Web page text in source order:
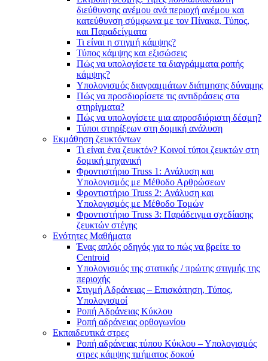
διεύθυνσης ανέμου ανά περιοχή ανέμου και
κατεύθυνση σύμφωνα με τον Πίνακα, Τύπος,
και Παραδείγματα
Τι είναι η στιγμή κάμψης?
Τύπος κάμψης και εξισώσεις
Πώς να υπολογίσετε τα διαγράμματα ροπής
κάμψης?
Υπολογισμός διαγραμμάτων διάτμησης δύναμης
Πώς να προσδιορίσετε τις αντιδράσεις στα
στηρίγματα?
Πώς να υπολογίσετε μια απροσδιόριστη δέσμη?
Τύποι στηρίξεων στη δομική ανάλυση
Εκμάθηση ζευκτόντων
Τι είναι ένα ζευκτόν? Κοινοί τύποι ζευκτών στη
δομική μηχανική
Φροντιστήριο Truss 1: Ανάλυση και
Υπολογισμός με Μέθοδο Αρθρώσεων
Φροντιστήριο Truss 2: Ανάλυση και
Υπολογισμός με Μέθοδο Τομών
Φροντιστήριο Truss 3: Παράδειγμα σχεδίασης
ζευκτών στέγης
Ενότητες Μαθήματα
Ένας απλός οδηγός για το πώς να βρείτε το
Centroid
Υπολογισμός της στατικής / πρώτης στιγμής της
περιοχής
Στιγμή Αδράνειας – Επισκόπηση, Τύπος,
Υπολογισμοί
Ροπή Αδράνειας Κύκλου
Ροπή αδράνειας ορθογωνίου
Εκπαιδευτικά στρες
Ροπή αδράνειας τύπου Κύκλου – Υπολογισμός
στρες κάμψης τμήματος δοκού